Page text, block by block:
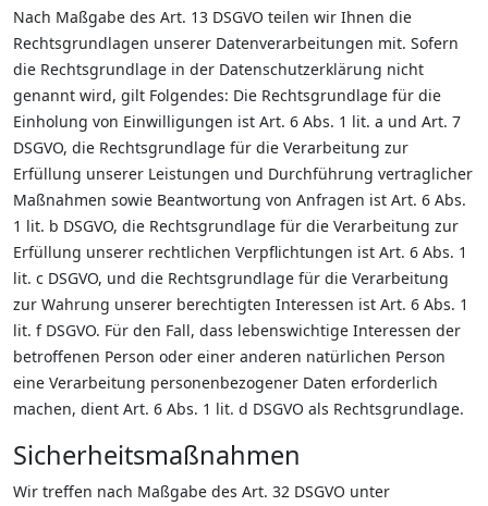
Nach Maßgabe des Art. 13 DSGVO teilen wir Ihnen die
Rechtsgrundlagen unserer Datenverarbeitungen mit. Sofern
die Rechtsgrundlage in der Datenschutzerklärung nicht
genannt wird, gilt Folgendes: Die Rechtsgrundlage für die
Einholung von Einwilligungen ist Art. 6 Abs. 1 lit. a und Art. 7
DSGVO, die Rechtsgrundlage für die Verarbeitung zur
Erfüllung unserer Leistungen und Durchführung vertraglicher
Maßnahmen sowie Beantwortung von Anfragen ist Art. 6 Abs.
1 lit. b DSGVO, die Rechtsgrundlage für die Verarbeitung zur
Erfüllung unserer rechtlichen Verpflichtungen ist Art. 6 Abs. 1
lit. c DSGVO, und die Rechtsgrundlage für die Verarbeitung
zur Wahrung unserer berechtigten Interessen ist Art. 6 Abs. 1
lit. f DSGVO. Für den Fall, dass lebenswichtige Interessen der
betroffenen Person oder einer anderen natürlichen Person
eine Verarbeitung personenbezogener Daten erforderlich
machen, dient Art. 6 Abs. 1 lit. d DSGVO als Rechtsgrundlage.
Sicherheitsmaßnahmen
Wir treffen nach Maßgabe des Art. 32 DSGVO unter